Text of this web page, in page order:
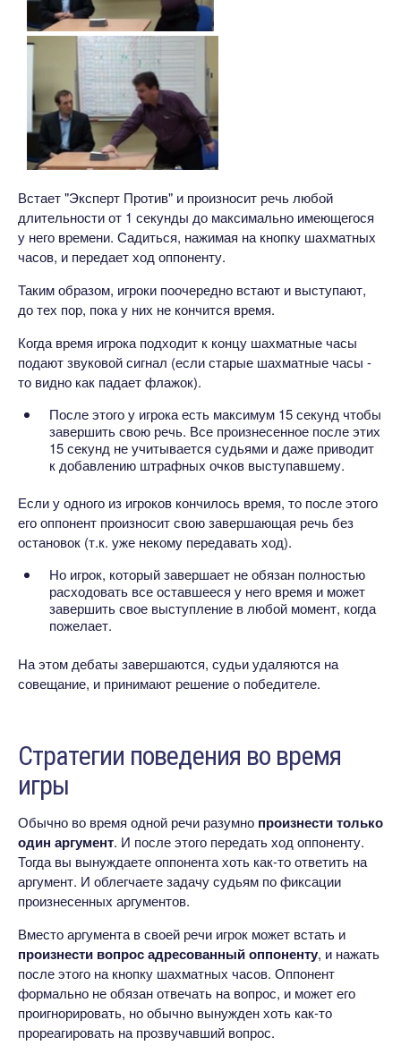
Встает "Эксперт Против" и произносит речь любой
длительности от 1 секунды до максимально имеющегося
у него времени. Садиться, нажимая на кнопку шахматных
часов, и передает ход оппоненту.
Таким образом, игроки поочередно встают и выступают,
до тех пор, пока у них не кончится время.
Когда время игрока подходит к концу шахматные часы
подают звуковой сигнал (если старые шахматные часы -
то видно как падает флажок).
После этого у игрока есть максимум 15 секунд чтобы
завершить свою речь. Все произнесенное после этих
15 секунд не учитывается судьями и даже приводит
к добавлению штрафных очков выступавшему.
Если у одного из игроков кончилось время, то после этого
его оппонент произносит свою завершающая речь без
остановок (т.к. уже некому передавать ход).
Но игрок, который завершает не обязан полностью
расходовать все оставшееся у него время и может
завершить свое выступление в любой момент, когда
пожелает.
На этом дебаты завершаются, судьи удаляются на
совещание, и принимают решение о победителе.
Стратегии поведения во время
игры
Обычно во время одной речи разумно произнести только
один аргумент. И после этого передать ход оппоненту.
Тогда вы вынуждаете оппонента хоть как-то ответить на
аргумент. И облегчаете задачу судьям по фиксации
произнесенных аргументов.
Вместо аргумента в своей речи игрок может встать и
произнести вопрос адресованный оппоненту, и нажать
после этого на кнопку шахматных часов. Оппонент
формально не обязан отвечать на вопрос, и может его
проигнорировать, но обычно вынужден хоть как-то
прореагировать на прозвучавший вопрос.